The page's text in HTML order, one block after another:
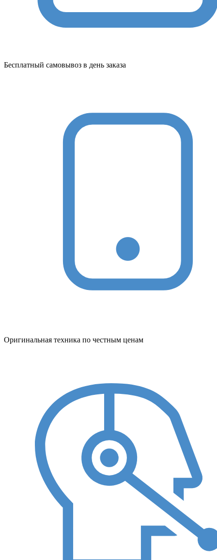
Бесплатный самовывоз в день заказа
Оригинальная техника по честным ценам